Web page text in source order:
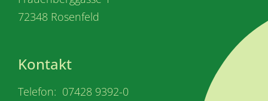
72348 Rosenfeld
Kontakt
Telefon: 07428 9392-0